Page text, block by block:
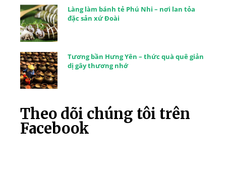
Làng làm bánh tẻ Phú Nhi – nơi lan tỏa
đặc sản xứ Đoài
Tương bần Hưng Yên – thức quà quê giản
dị gây thương nhớ
Theo dõi chúng tôi trên
Facebook